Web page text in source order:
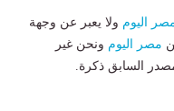
اليوم ولا يعبر عن وجهة
مصر اليوم ونحن غير
السابق ذكرة.